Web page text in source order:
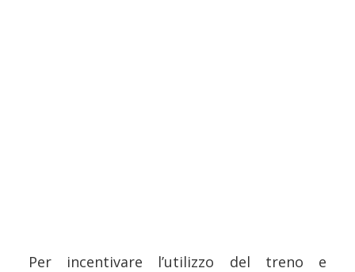
Per incentivare l’utilizzo del treno e